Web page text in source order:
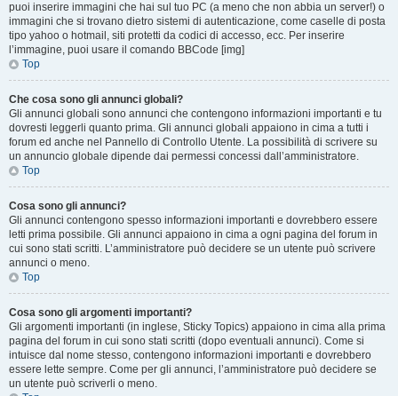
puoi inserire immagini che hai sul tuo PC (a meno che non abbia un server!) o
immagini che si trovano dietro sistemi di autenticazione, come caselle di posta
tipo yahoo o hotmail, siti protetti da codici di accesso, ecc. Per inserire
l’immagine, puoi usare il comando BBCode [img]
Top
Che cosa sono gli annunci globali?
Gli annunci globali sono annunci che contengono informazioni importanti e tu
dovresti leggerli quanto prima. Gli annunci globali appaiono in cima a tutti i
forum ed anche nel Pannello di Controllo Utente. La possibilità di scrivere su
un annuncio globale dipende dai permessi concessi dall’amministratore.
Top
Cosa sono gli annunci?
Gli annunci contengono spesso informazioni importanti e dovrebbero essere
letti prima possibile. Gli annunci appaiono in cima a ogni pagina del forum in
cui sono stati scritti. L’amministratore può decidere se un utente può scrivere
annunci o meno.
Top
Cosa sono gli argomenti importanti?
Gli argomenti importanti (in inglese, Sticky Topics) appaiono in cima alla prima
pagina del forum in cui sono stati scritti (dopo eventuali annunci). Come si
intuisce dal nome stesso, contengono informazioni importanti e dovrebbero
essere lette sempre. Come per gli annunci, l’amministratore può decidere se
un utente può scriverli o meno.